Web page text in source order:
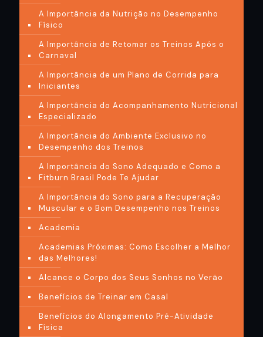
A Importância da Nutrição no Desempenho
Físico
A Importância de Retomar os Treinos Após o
Carnaval
A Importância de um Plano de Corrida para
Iniciantes
A Importância do Acompanhamento Nutricional
Especializado
A Importância do Ambiente Exclusivo no
Desempenho dos Treinos
A Importância do Sono Adequado e Como a
Fitburn Brasil Pode Te Ajudar
A Importância do Sono para a Recuperação
Muscular e o Bom Desempenho nos Treinos
Academia
Academias Próximas: Como Escolher a Melhor
das Melhores!
Alcance o Corpo dos Seus Sonhos no Verão
Benefícios de Treinar em Casal
Benefícios do Alongamento Pré-Atividade
Física